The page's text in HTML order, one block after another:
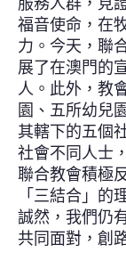
服務人群，見
福音使命，在
力。今天，聯
展了在澳門的
人。此外，教
園、五所幼兒
其轄下的五個
社會不同人士
聯合教會積極
「三結合」的
誠然，我們仍
共同面對，創